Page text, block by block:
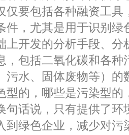
仅要包括各种融资工具
件，尤其是用于识别绿
上开发的分析手段、分
，包括二氧化碳和各种
污水、固体废物等）的
型的，哪些是污染型的
句话说，只有提供了环
到绿色企业，减少对